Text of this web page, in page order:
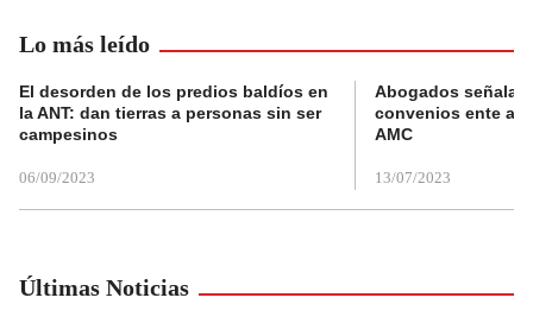
Lo más leído
El desorden de los predios baldíos en
la ANT: dan tierras a personas sin ser
campesinos
06/09/2023
Abogados
convenios ente
AMC
13/07/2023
Últimas Noticias